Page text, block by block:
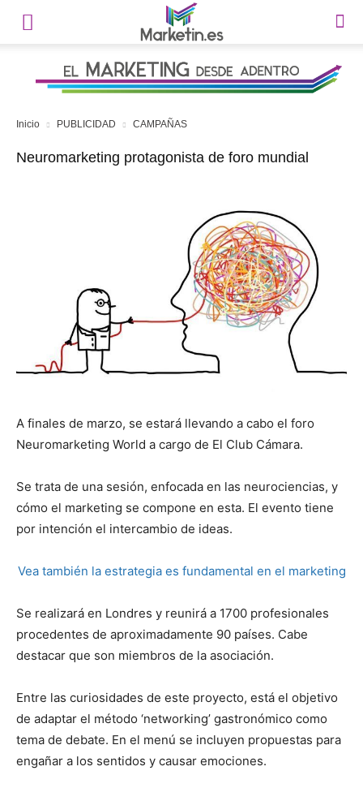
Inicio PUBLICIDAD CAMPAÑAS
Neuromarketing protagonista de foro mundial
A finales de marzo, se estará llevando a cabo el foro
Neuromarketing World a cargo de El Club Cámara.
Se trata de una sesión, enfocada en las neurociencias, y
cómo el marketing se compone en esta. El evento tiene
por intención el intercambio de ideas.
Vea también la estrategia es fundamental en el marketing
Se realizará en Londres y reunirá a 1700 profesionales
procedentes de aproximadamente 90 países. Cabe
destacar que son miembros de la asociación.
Entre las curiosidades de este proyecto, está el objetivo
de adaptar el método ‘networking’ gastronómico como
tema de debate. En el menú se incluyen propuestas para
engañar a los sentidos y causar emociones.